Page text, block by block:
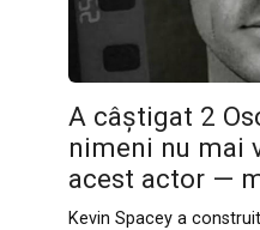
A câștigat 2
nimeni nu mai
acest actor —
Kevin Spacey a